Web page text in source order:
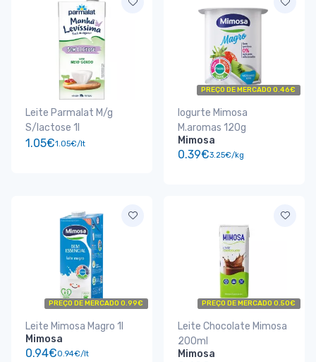
Leite Parmalat M/g
S/lactose 1l
1.05€1.05€/lt
PREÇO DE MERCADO 0.46€
Iogurte Mimosa
M.aromas 120g
Mimosa
0.39€3.25€/kg
PREÇO DE MERCADO 0.99€
Leite Mimosa Magro 1l
Mimosa
0.94€0.94€/lt
PREÇO DE MERCADO 0.50€
Leite Chocolate Mimosa
200ml
Mimosa